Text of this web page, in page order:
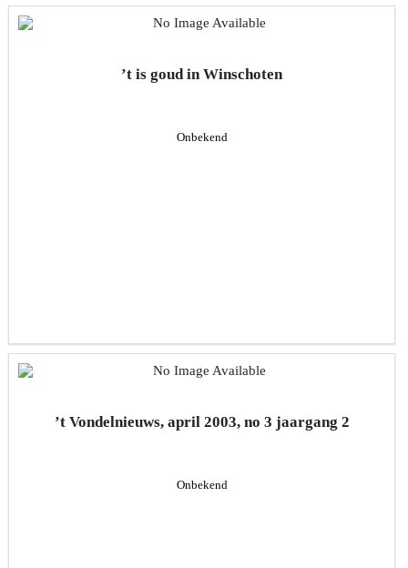
’t is goud in Winschoten
Onbekend
’t Vondelnieuws, april 2003, no 3 jaargang 2
Onbekend